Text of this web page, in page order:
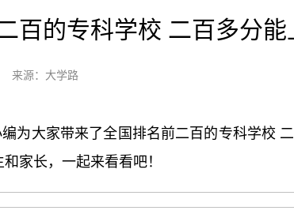
百的专科学校 二百多分
来源：大学路
为大家带来了全国排名前二百的专科学校
家长，一起来看看吧！